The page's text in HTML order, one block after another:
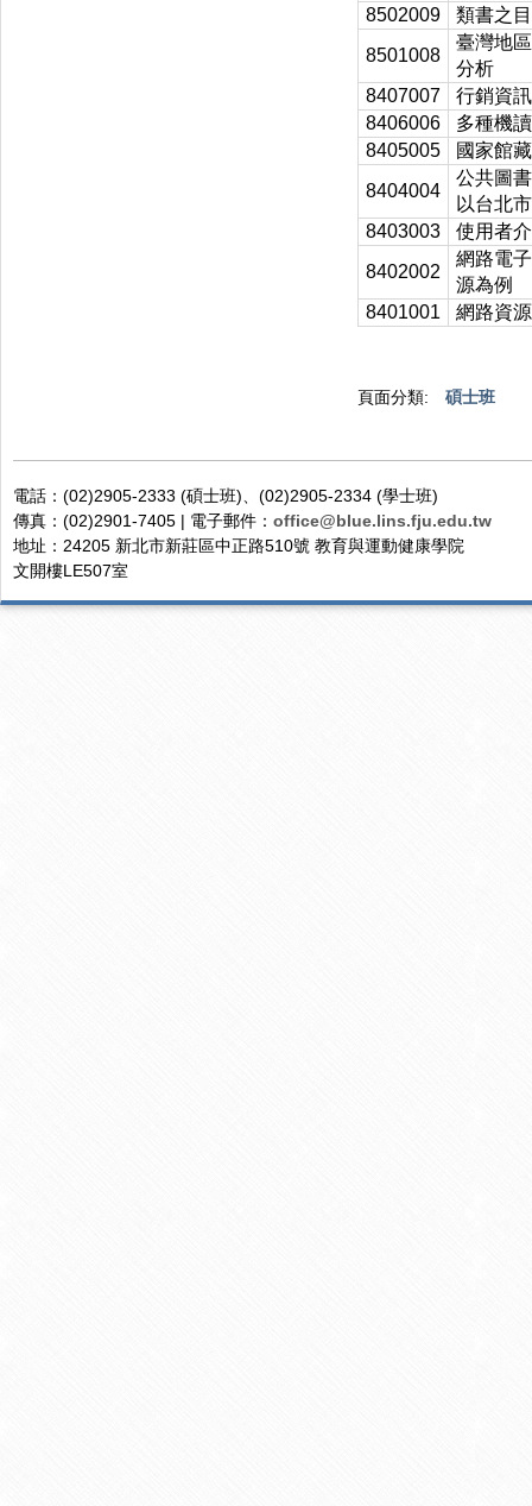
8502009
類書之
8501008
臺灣地
分析
8407007
行銷資
8406006
多種機
8405005
國家館
8404004
公共圖
以台北
8403003
使用者
8402002
網路電
源為例
8401001
網路資
頁面分類: 碩士班
電話：(02)2905-2333 (碩士班)、(02)2905-2334 (學士班)
傳真：(02)2901-7405 | 電子郵件： office@blue.lins.fju.edu.tw
地址：24205 新北市新莊區中正路510號 教育與運動健康學院
文開樓LE507室